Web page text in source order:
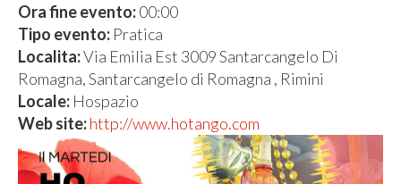
Ora fine evento:00:00
Tipo evento: Pratica
Localita:Via Emilia Est 3009 Santarcangelo Di
Romagna, Santarcangelo di Romagna , Rimini
Locale: Hospazio
Web site:http://www.hotango.com